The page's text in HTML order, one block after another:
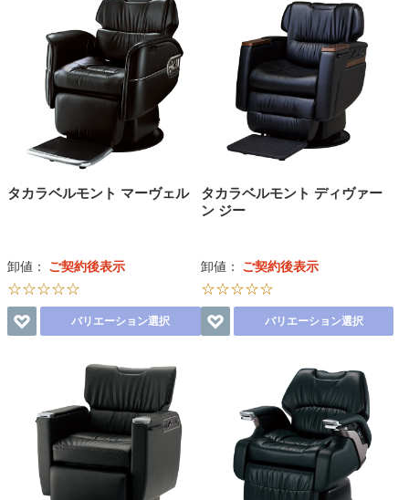
タカラベルモント マーヴェル
卸値： ご契約後表示
☆☆☆☆☆
バリエーション選択
タカラベルモント ディヴァー
ン ジー
卸値： ご契約後表示
☆☆☆☆☆
バリエーション選択